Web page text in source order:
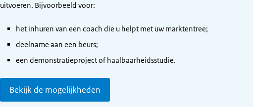
uitvoeren. Bijvoorbeeld voor:
het inhuren van een coach die u helpt met uw marktentree;
deelname aan een beurs;
een demonstratieproject of haalbaarheidsstudie.
Bekijk de mogelijkheden